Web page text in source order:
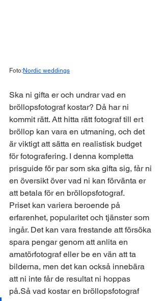
Foto:Nordic weddings
Ska ni gifta er och undrar vad en
bröllopsfotograf kostar? Då har ni
kommit rätt. Att hitta rätt fotograf till ert
bröllop kan vara en utmaning, och det
är viktigt att sätta en realistisk budget
för fotografering. I denna kompletta
prisguide för par som ska gifta sig, får ni
en översikt över vad ni kan förvänta er
att betala för en bröllopsfotograf.
Priset kan variera beroende på
erfarenhet, popularitet och tjänster som
ingår. Det kan vara frestande att försöka
spara pengar genom att anlita en
amatörfotograf eller be en vän att ta
bilderna, men det kan också innebära
att ni inte får de resultat ni hoppas
på.Så vad kostar en bröllopsfotograf